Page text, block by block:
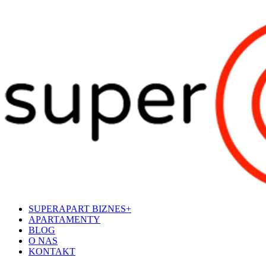
SUPERAPART BIZNES+
APARTAMENTY
BLOG
O NAS
KONTAKT